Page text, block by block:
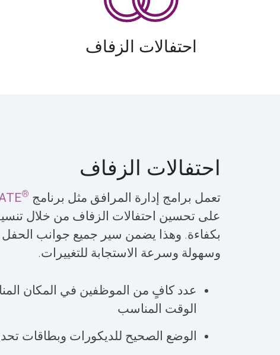
احتفالات الزفاف
احتفالات الزفاف
تعمل برامج إدارة المرافق مثل برنامج ®
على تحسين احتفالات الزفاف من خلال
بكفاءة. وهذا يضمن سير جميع جوانب
وسهولة وسرعة الاستجابة للتغييرات.
عدد كافٍ من الموظفين في المكان
الوقت المناسب
الوضع الصحيح للديكورات وبطاقات